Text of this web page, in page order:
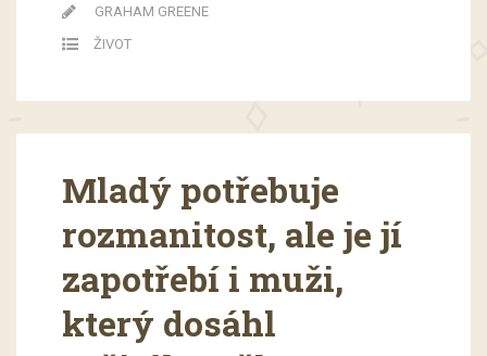
GRAHAM GREENE
ŽIVOT
Mladý potřebuje
rozmanitost, ale je jí
zapotřebí i muži,
který dosáhl